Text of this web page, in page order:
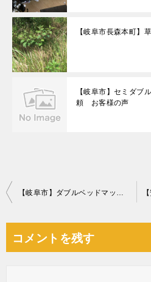
【岐阜市長森本町
【岐阜市】セミダブ
頼 お客様の声
投
ビ
【岐阜市】ダブルベッドマットレスの回収・処分ご依頼 お客様の声
コメントを残す